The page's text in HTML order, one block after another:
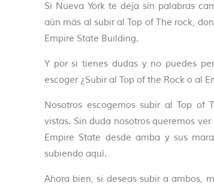
Si Nueva York te deja sin palabras
aún más al subir al Top of The rock,
Empire State Building.
Y por si tienes dudas y no puedes
escoger ¿Subir al Top of the Rock o al
Nosotros escogemos subir al Top of
vistas. Sin duda nosotros queremos
Empire State desde arriba y sus
subiendo aquí.
Ahora bien, si deseas subir a ambos,